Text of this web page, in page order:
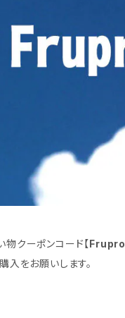
物クーポンコード【Frupro
入をお願いします。